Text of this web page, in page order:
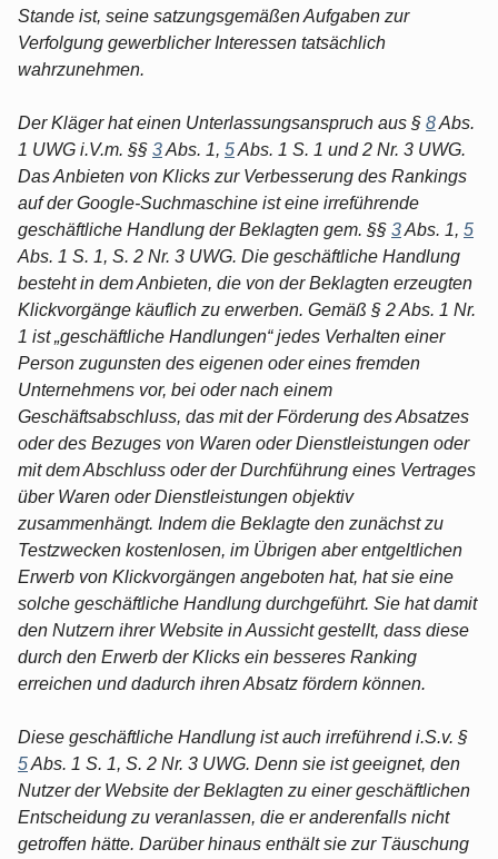
Stande ist, seine satzungsgemäßen Aufgaben zur
Verfolgung gewerblicher Interessen tatsächlich
wahrzunehmen.
Der Kläger hat einen Unterlassungsanspruch aus § 8Abs.
1 UWG i.V.m. §§ 3Abs. 1, 5Abs. 1 S. 1 und 2 Nr. 3 UWG.
Das Anbieten von Klicks zur Verbesserung des Rankings
auf der Google-Suchmaschine ist eine irreführende
geschäftliche Handlung der Beklagten gem. §§ 3Abs. 1, 5
Abs. 1 S. 1, S. 2 Nr. 3 UWG. Die geschäftliche Handlung
besteht in dem Anbieten, die von der Beklagten erzeugten
Klickvorgänge käuflich zu erwerben. Gemäß § 2 Abs. 1 Nr.
1 ist „geschäftliche Handlungen“ jedes Verhalten einer
Person zugunsten des eigenen oder eines fremden
Unternehmens vor, bei oder nach einem
Geschäftsabschluss, das mit der Förderung des Absatzes
oder des Bezuges von Waren oder Dienstleistungen oder
mit dem Abschluss oder der Durchführung eines Vertrages
über Waren oder Dienstleistungen objektiv
zusammenhängt. Indem die Beklagte den zunächst zu
Testzwecken kostenlosen, im Übrigen aber entgeltlichen
Erwerb von Klickvorgängen angeboten hat, hat sie eine
solche geschäftliche Handlung durchgeführt. Sie hat damit
den Nutzern ihrer Website in Aussicht gestellt, dass diese
durch den Erwerb der Klicks ein besseres Ranking
erreichen und dadurch ihren Absatz fördern können.
Diese geschäftliche Handlung ist auch irreführend i.S.v. §
5Abs. 1 S. 1, S. 2 Nr. 3 UWG. Denn sie ist geeignet, den
Nutzer der Website der Beklagten zu einer geschäftlichen
Entscheidung zu veranlassen, die er anderenfalls nicht
getroffen hätte. Darüber hinaus enthält sie zur Täuschung